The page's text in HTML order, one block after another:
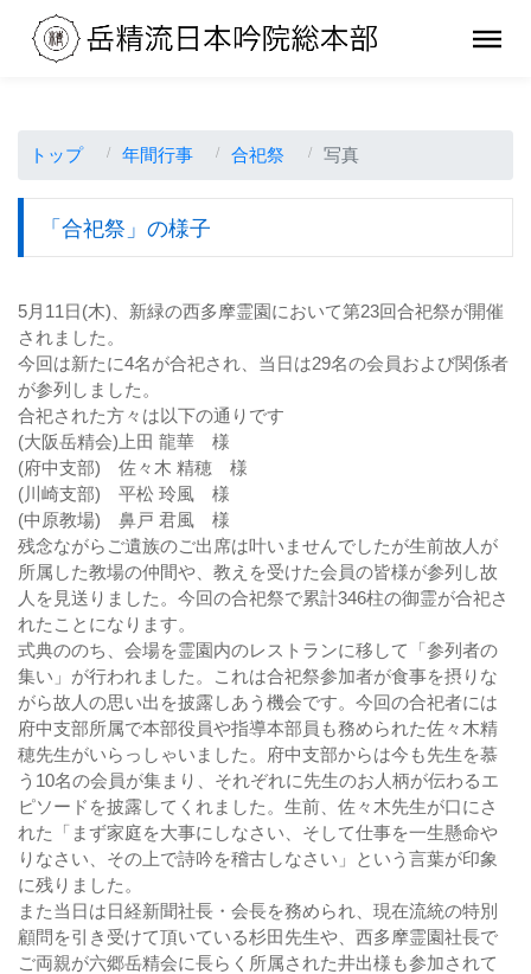
トップ 年間行事 合祀祭 写真
「合祀祭」の様子
5月11日(木)、新緑の西多摩霊園において第23回合祀祭が開催
されました。
今回は新たに4名が合祀され、当日は29名の会員および関係者
が参列しました。
合祀された方々は以下の通りです
(大阪岳精会)上田 龍華 様
(府中支部) 佐々木 精穂 様
(川崎支部) 平松 玲風 様
(中原教場) 鼻戸 君風 様
残念ながらご遺族のご出席は叶いませんでしたが生前故人が
所属した教場の仲間や、教えを受けた会員の皆様が参列し故
人を見送りました。今回の合祀祭で累計346柱の御霊が合祀さ
れたことになります。
式典ののち、会場を霊園内のレストランに移して「参列者の
集い」が行われました。これは合祀祭参加者が食事を摂りな
がら故人の思い出を披露しあう機会です。今回の合祀者には
府中支部所属で本部役員や指導本部員も務められた佐々木精
穂先生がいらっしゃいました。府中支部からは今も先生を慕
う10名の会員が集まり、それぞれに先生のお人柄が伝わるエ
ピソードを披露してくれました。生前、佐々木先生が口にさ
れた「まず家庭を大事にしなさい、そして仕事を一生懸命や
りなさい、その上で詩吟を稽古しなさい」という言葉が印象
に残りました。
また当日は日経新聞社長・会長を務められ、現在流統の特別
顧問を引き受けて頂いている杉田先生や、西多摩霊園社長で
ご両親が六郷岳精会に長らく所属された井出様も参加されて